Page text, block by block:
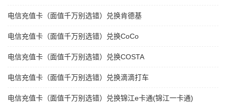
电信充值卡（面值千万别选错）兑换肯德基
电信充值卡（面值千万别选错）兑换CoCo
电信充值卡（面值千万别选错）兑换COSTA
电信充值卡（面值千万别选错）兑换滴滴打车
电信充值卡（面值千万别选错）兑换锦江e卡通(锦江一卡通)